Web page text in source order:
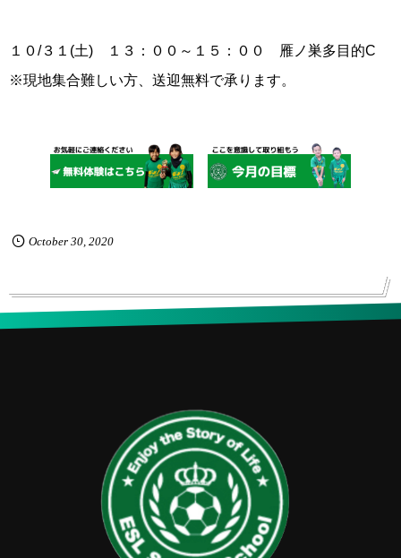
１０/３１(土) １３：００～１５：００ 雁ノ巣多目的C
※現地集合難しい方、送迎無料で承ります。
October 30, 2020